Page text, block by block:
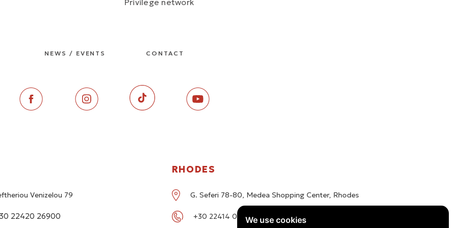
We use cookies
NEWS / EVENTS CONTACT
Venizelou 79
22420 26900
RHODES
G. Seferi 78-80, Medea Shopping Center, Rhodes
+30 22414 01016 / +30 22410 62488